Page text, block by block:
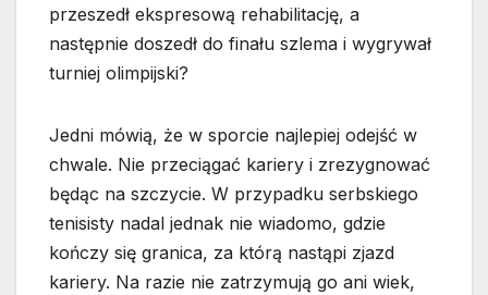
przeszedł ekspresową rehabilitację, a
następnie doszedł do finału szlema i wygrywał
turniej olimpijski?
Jedni mówią, że w sporcie najlepiej odejść w
chwale. Nie przeciągać kariery i zrezygnować
będąc na szczycie. W przypadku serbskiego
tenisisty nadal jednak nie wiadomo, gdzie
kończy się granica, za którą nastąpi zjazd
kariery. Na razie nie zatrzymują go ani wiek,